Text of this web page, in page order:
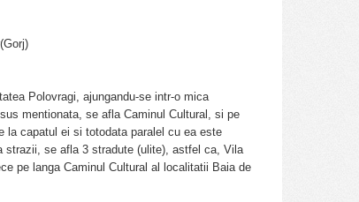
Polovragi, ajungandu-se intr-o mica
mentionata, se afla Caminul Cultural, si pe
la capatul ei si totodata paralel cu ea este
strazii, se afla 3 stradute (ulite), astfel ca, Vila
pe langa Caminul Cultural al localitatii Baia de